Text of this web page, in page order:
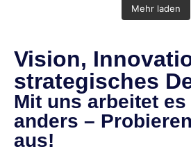
Mehr laden
Vision,
strategisches
Mit uns arbeitet
anders –
aus!